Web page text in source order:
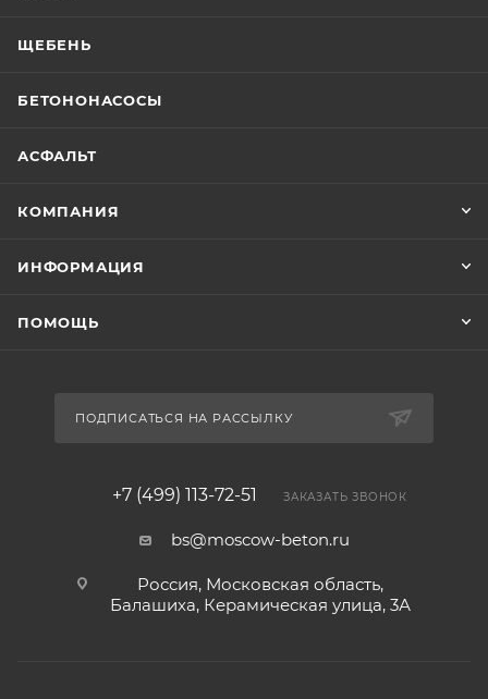
ЩЕБЕНЬ
БЕТОНОНАСОСЫ
АСФАЛЬТ
КОМПАНИЯ
ИНФОРМАЦИЯ
ПОМОЩЬ
ПОДПИСАТЬСЯ НА РАССЫЛКУ
+7 (499) 113-72-51 ЗАКАЗАТЬ ЗВОНОК
bs@moscow-beton.ru
Россия, Московская область,
Балашиха, Керамическая улица, 3А